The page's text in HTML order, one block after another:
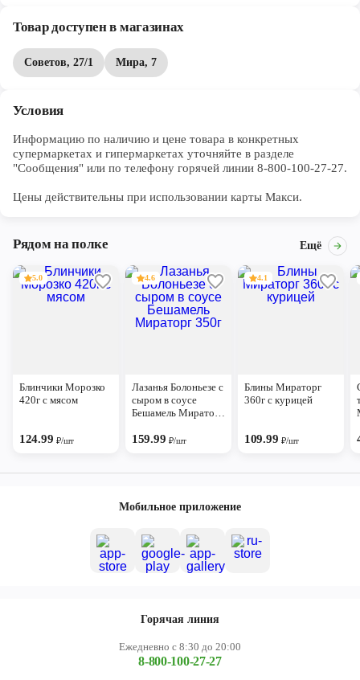
Товар доступен в магазинах
Советов, 27/1 Мира, 7
Условия
Информацию по наличию и цене товара в конкретных
супермаркетах и гипермаркетах уточняйте в разделе
"Сообщения" или по телефону горячей линии 8-800-100-27-27.
Цены действительны при использовании карты Макси.
Рядом на полке Ещё
5.0
Блинчики Морозко
420г с мясом
124.99 ₽/шт
4.6
Лазанья Болоньезе с
сыром в соусе
Бешамель Мираторг
159.99 ₽/шт
4.1
Блины Мираторг
360г с курицей
109.99 ₽/шт
Мобильное приложение
Горячая линия
Ежедневно с 8:30 до 20:00
8-800-100-27-27